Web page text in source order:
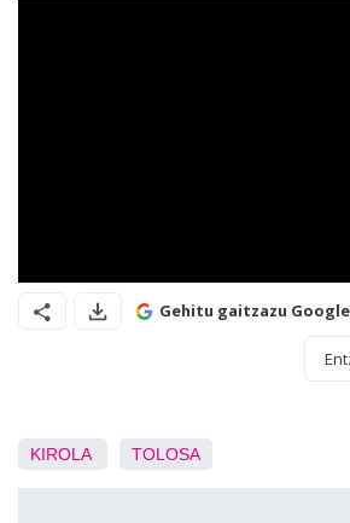
Gehitu gaitzazu
KIROLA TOLOSA